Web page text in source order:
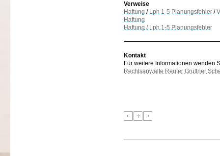
Verweise
Haftung / Lph 1-5 Planungsfehler /
Haftung
Haftung / Lph 1-5 Planungsfehler
Kontakt
Für weitere Informationen wenden
Rechtsanwälte Reuter Grüttner